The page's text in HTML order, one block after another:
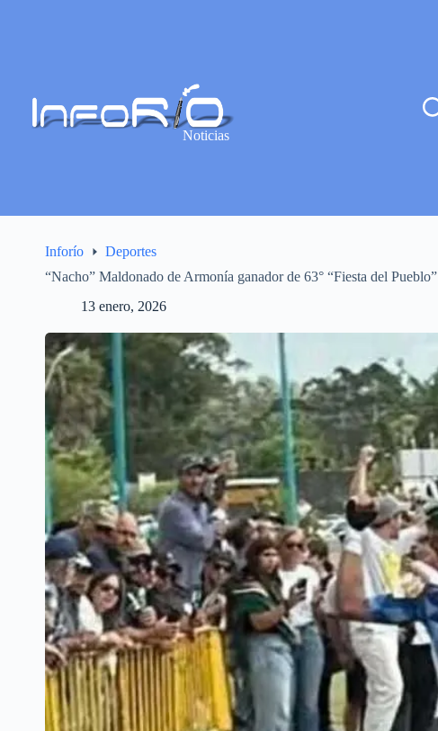
Noticias
Inforío
Deportes
“Nacho” Maldonado de Armonía ganador de 63° “Fiesta del Pueblo”
13 enero, 2026